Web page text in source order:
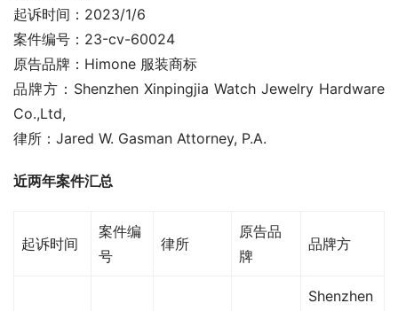
起诉时间：2023/1/6
案件编号：23-cv-60024
原告品牌：Himone 服装商标
品牌方：Shenzhen Xinpingjia Watch Jewelry Hardware
Co.,Ltd,
律所：Jared W. Gasman Attorney, P.A.
近两年案件汇总
起诉时间
案件编
号
律所
原告品
牌
品牌方
Shenzhen